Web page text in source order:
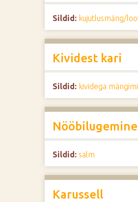
Sildid: kujutlusmäng/
Kividest kari
Sildid: kividega
Nööbilugemine
Sildid: salm
Karussell